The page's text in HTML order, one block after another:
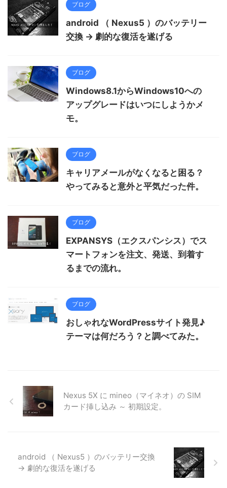
ブログ
android （ Nexus5 ）のバッテリー
交換 → 劇的な復活を遂げる
ブログ
Windows8.1からWindows10への
アップグレードはいつにしようかメ
モ。
ブログ
キャリアメールがなくなると困る？
やってみると意外と平気だった件。
ブログ
EXPANSYS（エクスパンシス）でス
マートフォンを注文、発送、到着す
るまでの流れ。
ブログ
おしゃれなWordPressサイト発見♪
テーマは何だろう？と調べてみた。
Nexus 5X に mineo（マイネオ）の SIM
カード挿し込み ～ 初期設定。
android （ Nexus5 ）のバッテリー交換
→ 劇的な復活を遂げる